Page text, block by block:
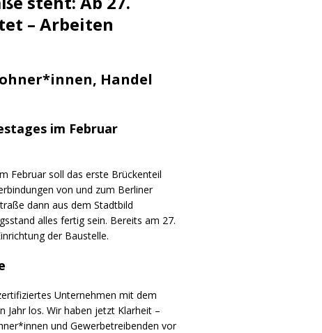
– Arbeiten
Handel
im Februar
Februar soll das erste Brückenteil
von und zum Berliner
dann aus dem Stadtbild
alles fertig sein. Bereits am 27.
der Baustelle.
Unternehmen mit dem
Jahr los. Wir haben jetzt Klarheit –
und Gewerbetreibenden vor